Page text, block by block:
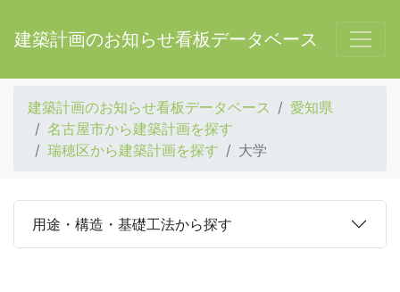
建築計画のお知らせ看板データベース
建築計画のお知らせ看板データベース
愛知県
名古屋市から建築計画を探す
瑞穂区から建築計画を探す
大学
用途・構造・基礎工法から探す